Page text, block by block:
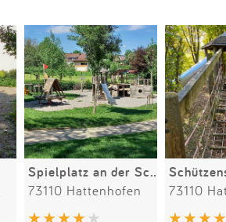
Spielplatz an der Schule
73110 Hattenhofen 73110